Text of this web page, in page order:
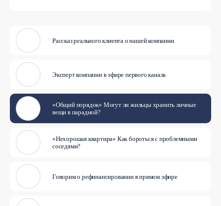
Рассказ реального клиента о нашей компании
Эксперт компании в эфире первого канала
«Общий порядок» Могут ли жильцы хранить личные
вещи в парадной?
«Нехорошая квартира» Как бороться с проблемными
соседями?
Говорим о рефинансировании в прямом эфире